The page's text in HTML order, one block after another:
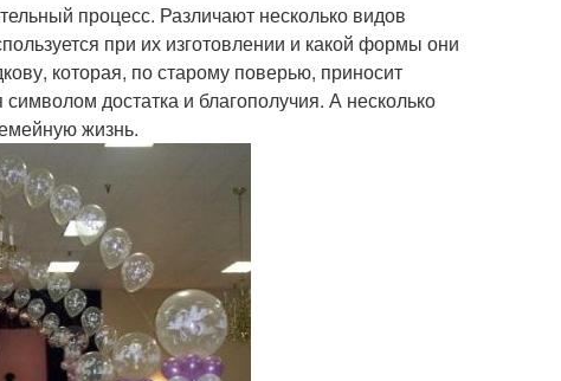
процесс. Различают несколько видов
при их изготовлении и какой формы они
которая, по старому поверью, приносит
достатка и благополучия. А несколько
жизнь.